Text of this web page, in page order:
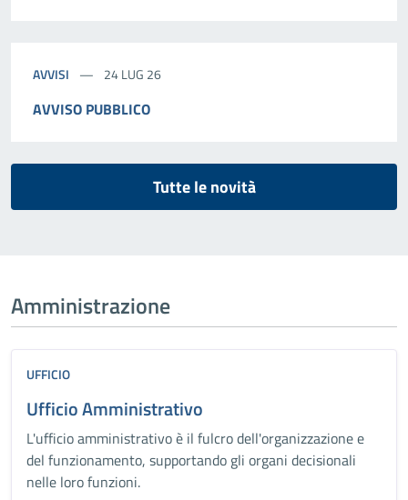
AVVISI 24 LUG 26
AVVISO PUBBLICO
Tutte le novità
Amministrazione
UFFICIO
Ufficio Amministrativo
L'ufficio amministrativo è il fulcro dell'organizzazione e
del funzionamento, supportando gli organi decisionali
nelle loro funzioni.